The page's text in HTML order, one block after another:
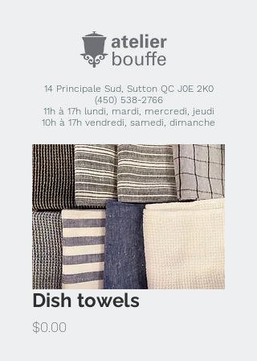
14 Principale Sud, Sutton QC J0E 2K0
(450) 538-2766
11h à 17h lundi, mardi, mercredi, jeudi
10h à 17h vendredi, samedi, dimanche
Dish towels
$0.00